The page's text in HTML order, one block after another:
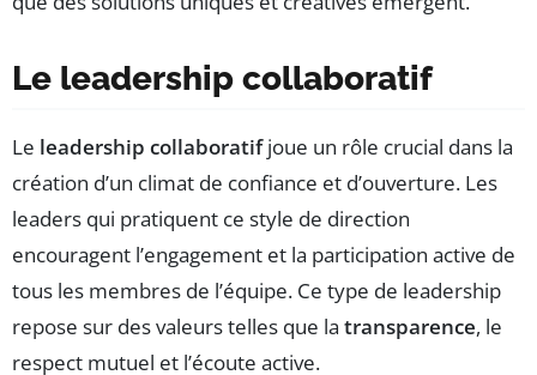
Le leadership collaboratif
Le leadership collaboratifjoue un rôle crucial dans la
création d’un climat de confiance et d’ouverture. Les
leaders qui pratiquent ce style de direction
encouragent l’engagement et la participation active de
tous les membres de l’équipe. Ce type de leadership
repose sur des valeurs telles que la transparence, le
respect mutuel et l’écoute active.